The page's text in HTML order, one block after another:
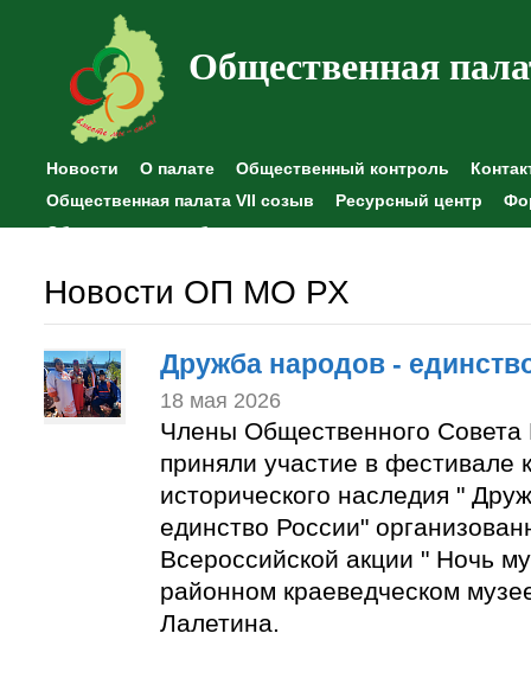
Общественная
Новости О палате Общественный контроль
Общественная палата VII созыв
Ресурсный центр
Общественные наблюдения
Новости ОП МО РХ
Дружба народов -
18 мая 2026
Члены Общественного Совета
приняли участие в фестивале
исторического наследия "
единство России"
Всероссийской акции " Ночь
районном краеведческом
Лалетина.